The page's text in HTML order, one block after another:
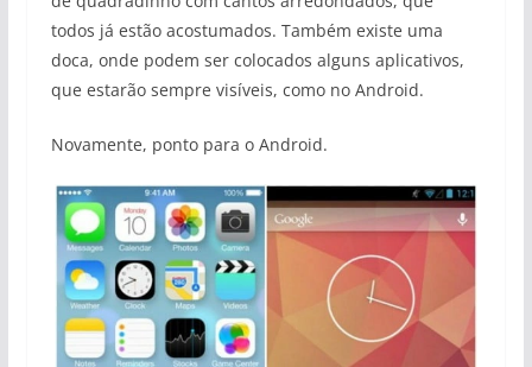
todos já estão acostumados. Também existe uma
doca, onde podem ser colocados alguns aplicativos,
que estarão sempre visíveis, como no Android.
Novamente, ponto para o Android.